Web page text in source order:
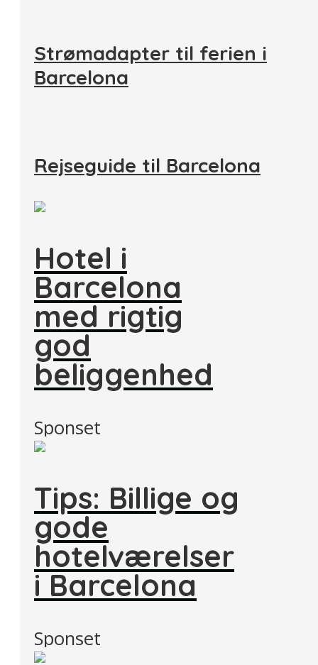
Strømadapter til ferien i
Barcelona
Rejseguide til Barcelona
Hotel i
Barcelona
med rigtig
god
beliggenhed
Sponset
Tips: Billige og
gode
hotelværelser
i Barcelona
Sponset